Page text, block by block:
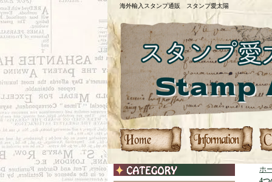
海外輸入スタンプ通販 スタンプ愛太陽
ホ